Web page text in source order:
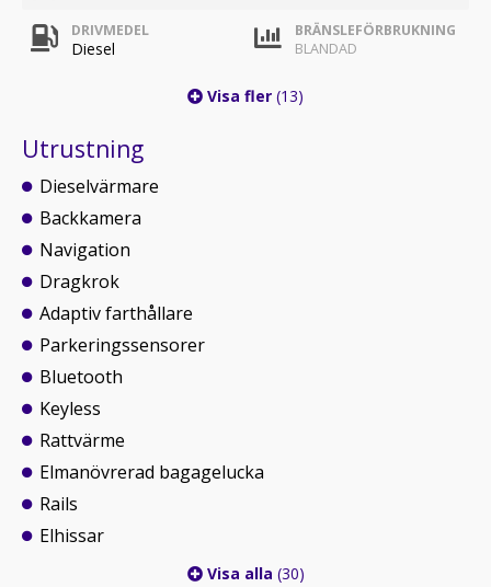
DRIVMEDEL
Diesel
BRÄNSLEFÖRBRUKNING
BLANDAD
Visa fler (13)
Utrustning
Dieselvärmare
Backkamera
Navigation
Dragkrok
Adaptiv farthållare
Parkeringssensorer
Bluetooth
Keyless
Rattvärme
Elmanövrerad bagagelucka
Rails
Elhissar
Visa alla (30)